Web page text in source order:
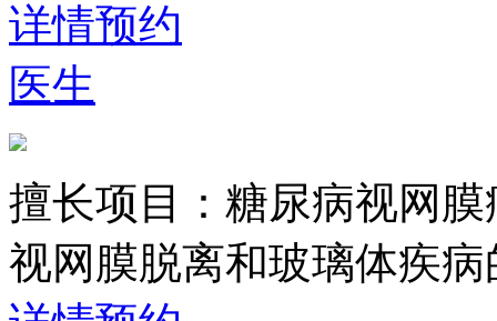
详情预约
医生
擅长项目： 糖尿病视网
视网膜脱离和玻璃体疾